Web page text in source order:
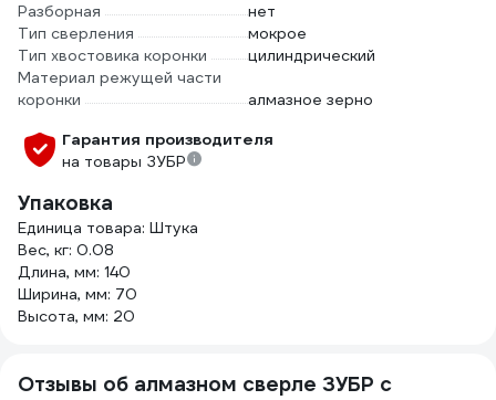
Разборная
нет
Тип сверления
мокрое
Тип хвостовика коронки
цилиндрический
Материал режущей части
коронки
алмазное зерно
Гарантия производителя
на товары ЗУБР
Упаковка
Единица товара: Штука
Вес, кг: 0.08
Длина, мм: 140
Ширина, мм: 70
Высота, мм: 20
Отзывы об алмазном сверле ЗУБР с